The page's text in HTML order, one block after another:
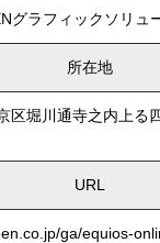
グラフィックソリュ
所在地
区堀川通寺之内上る
URL
ga/equios-